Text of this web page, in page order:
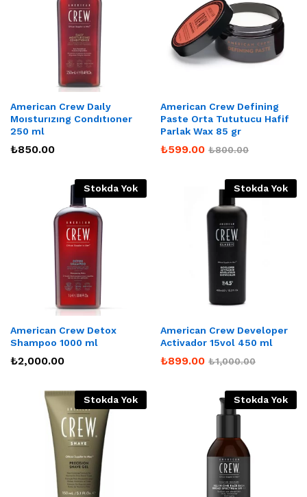
American Crew Daıly
Moısturızıng Condıtıoner
250 ml
₺850.00
American Crew Defining
Paste Orta Tututucu Hafif
Parlak Wax 85 gr
₺599.00 ₺800.00
Stokda Yok
American Crew Detox
Shampoo 1000 ml
₺2,000.00
Stokda Yok
American Crew Developer
Activador 15vol 450 ml
₺899.00 ₺1,000.00
Stokda Yok Stokda Yok